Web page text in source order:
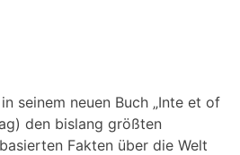
seinem neuen Buch „Inte et of
den bislang größten
Fakten über die Welt